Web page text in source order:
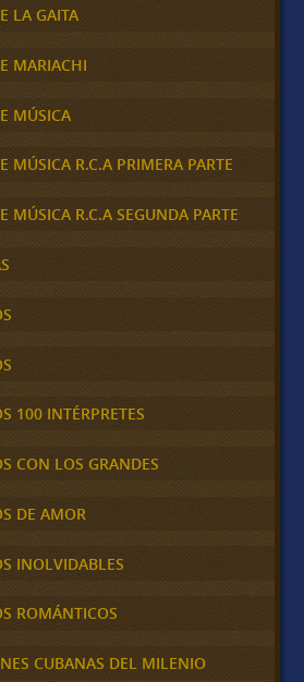
LA GAITA
MARIACHI
MÚSICA
MÚSICA R.C.A PRIMERA PARTE
MÚSICA R.C.A SEGUNDA PARTE
100 INTÉRPRETES
CON LOS GRANDES
DE AMOR
INOLVIDABLES
ROMÁNTICOS
CUBANAS DEL MILENIO